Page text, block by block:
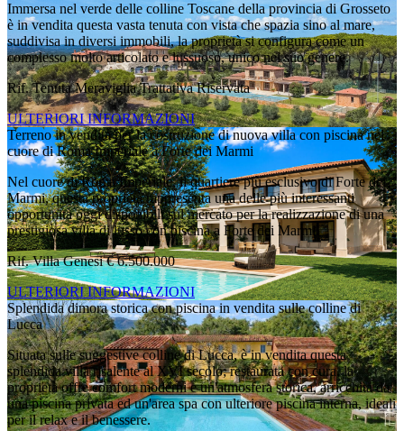
Immersa nel verde delle colline Toscane della provincia di Grosseto
è in vendita questa vasta tenuta con vista che spazia sino al mare,
suddivisa in diversi immobili, la proprietà si configura come un
complesso molto articolato e lussuoso, unico nel suo genere.
Rif. Tenuta MeravigliaTrattativa Riservata
ULTERIORI INFORMAZIONI
Terreno in vendita per la costruzione di nuova villa con piscina nel
cuore di Roma Imperiale a Forte dei Marmi
Nel cuore di Roma Imperiale, il quartiere più esclusivo di Forte dei
Marmi, questa proprietà rappresenta una delle più interessanti
opportunità oggi disponibili sul mercato per la realizzazione di una
prestigiosa villa di lusso con piscina a Forte dei Marmi.
Rif. Villa Genesi€ 6.500.000
ULTERIORI INFORMAZIONI
Splendida dimora storica con piscina in vendita sulle colline di
Lucca
Situata sulle suggestive colline di Lucca, è in vendita questa
splendida villa risalente al XVI secolo; restaurata con cura, la
proprietà offre comfort moderni e un'atmosfera storica, arricchita da
una piscina privata ed un'area spa con ulteriore piscina interna, ideali
per il relax e il benessere.